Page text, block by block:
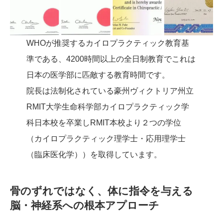
WHOが推奨するカイロプラクティック教育基
準である、4200時間以上の全日制教育でこれは
日本の医学部に匹敵する教育時間です。
院長は法制化されている豪州ヴィクトリア州立
RMIT大学生命科学部カイロプラクティック学
科日本校を卒業しRMIT本校より２つの学位
（カイロプラクティック理学士・応用理学士
（臨床医化学））を取得しています。
骨のずれではなく、体に指令を与える
脳・神経系への根本アプローチ